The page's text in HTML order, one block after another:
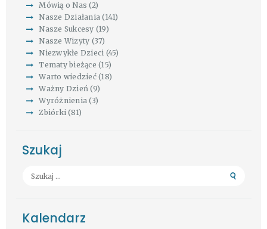
Mówią o Nas (2)
Nasze Działania (141)
Nasze Sukcesy (19)
Nasze Wizyty (37)
Niezwykłe Dzieci (45)
Tematy bieżące (15)
Warto wiedzieć(18)
Ważny Dzień (9)
Wyróżnienia (3)
Zbiórki (81)
Szukaj
Szukaj:
Kalendarz